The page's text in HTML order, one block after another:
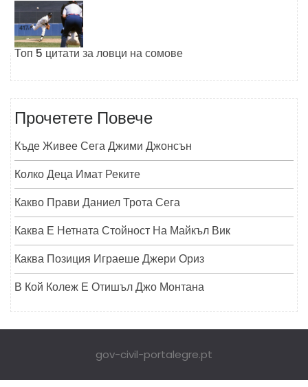
Топ 5 цитати за ловци на сомове
Прочетете Повече
Къде Живее Сега Джими Джонсън
Колко Деца Имат Реките
Какво Прави Даниел Трота Сега
Каква Е Нетната Стойност На Майкъл Вик
Каква Позиция Играеше Джери Ориз
В Кой Колеж Е Отишъл Джо Монтана
gov-civil-portalegre.pt